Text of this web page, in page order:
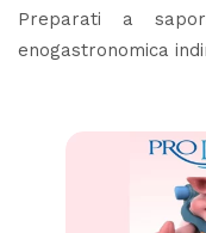
Preparati a
enogastronomica